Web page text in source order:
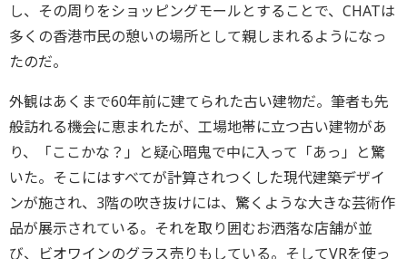
し、その周りをショッピングモールとすることで、CHATは
多くの香港市民の憩いの場所として親しまれるようになっ
たのだ。
外観はあくまで60年前に建てられた古い建物だ。筆者も先
般訪れる機会に恵まれたが、工場地帯に立つ古い建物があ
り、「ここかな？」と疑心暗鬼で中に入って「あっ」と驚
いた。そこにはすべてが計算されつくした現代建築デザイ
ンが施され、3階の吹き抜けには、驚くような大きな芸術作
品が展示されている。それを取り囲むお洒落な店舗が並
び、ビオワインのグラス売りもしている。そしてVRを使っ